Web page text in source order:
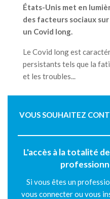
États-Unis met en
des facteurs sociaux
un Covid long.
Le Covid long est
persistants tels que la
et les troubles...
VOUS SOUHAITEZ
L'accès à la totalité
Si vous êtes un
vous connecter ou vous